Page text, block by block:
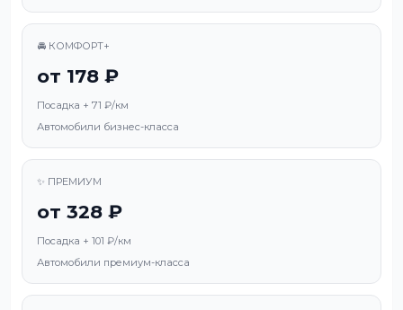
🚘 КОМФОРТ+
от 178 ₽
Посадка + 71 ₽/км
Автомобили бизнес-класса
✨ ПРЕМИУМ
от 328 ₽
Посадка + 101 ₽/км
Автомобили премиум-класса